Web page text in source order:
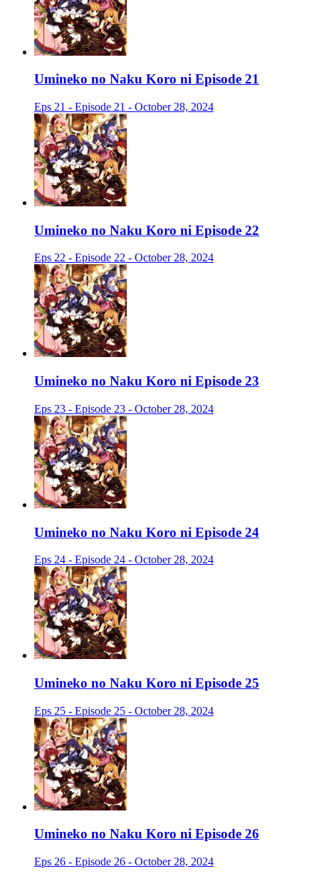
Umineko no Naku Koro ni Episode 21
Eps 21 - Episode 21 - October 28, 2024
Umineko no Naku Koro ni Episode 22
Eps 22 - Episode 22 - October 28, 2024
Umineko no Naku Koro ni Episode 23
Eps 23 - Episode 23 - October 28, 2024
Umineko no Naku Koro ni Episode 24
Eps 24 - Episode 24 - October 28, 2024
Umineko no Naku Koro ni Episode 25
Eps 25 - Episode 25 - October 28, 2024
Umineko no Naku Koro ni Episode 26
Eps 26 - Episode 26 - October 28, 2024